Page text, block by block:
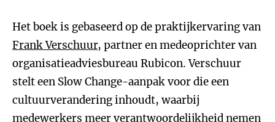
Het boek is gebaseerd op de praktijkervaring van
Frank Verschuur, partner en medeoprichter van
organisatieadviesbureau Rubicon. Verschuur
stelt een Slow Change-aanpak voor die een
cultuurverandering inhoudt, waarbij
medewerkers meer verantwoordelijkheid nemen